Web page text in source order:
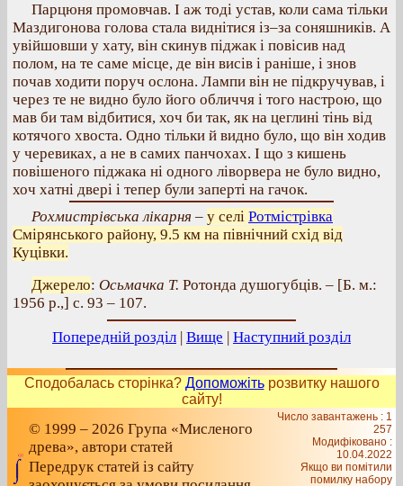
Парцюня промовчав. І аж тоді устав, коли сама тільки
Маздигонова голова стала виднітися із–за соняшників. А
увійшовши у хату, він скинув піджак і повісив над
полом, на те саме місце, де він висів і раніше, і знов
почав ходити поруч ослона. Лампи він не підкручував, і
через те не видно було його обличчя і того настрою, що
мав би там відбитися, хоч би так, як на цеглині тінь від
котячого хвоста. Одно тільки й видно було, що він ходив
у черевиках, а не в самих панчохах. І що з кишень
повішеного піджака ні одного ліворвера не було видно,
хоч хатні двері і тепер були заперті на гачок.
Рохмистрівська лікарня – у селі Ротмістрівка
Смірянського району, 9.5 км на північний схід від
Куцівки.
Джерело: Осьмачка Т. Ротонда душогубців. – [Б. м.:
1956 р.,] с. 93 – 107.
Попередній розділ | Вище | Наступний розділ
Сподобалась сторінка? Допоможітьрозвитку нашого
сайту!
© 1999 – 2026 Група «Мисленого
древа», автори статей
Передрук статей із сайту
Число завантажень : 1
257
Модифіковано :
10.04.2022
Якщо ви помітили
помилку набору